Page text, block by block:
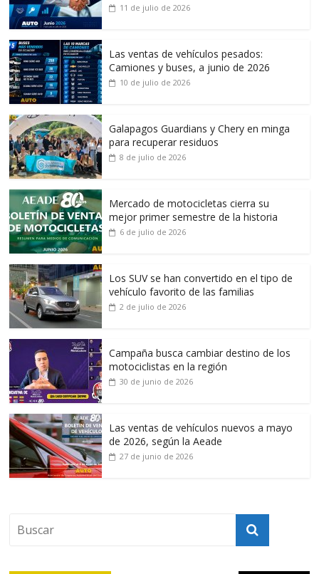
11 de julio de 2026
Las ventas de vehículos pesados:
Camiones y buses, a junio de 2026
10 de julio de 2026
Galapagos Guardians y Chery en minga
para recuperar residuos
8 de julio de 2026
Mercado de motocicletas cierra su
mejor primer semestre de la historia
6 de julio de 2026
Los SUV se han convertido en el tipo de
vehículo favorito de las familias
2 de julio de 2026
Campaña busca cambiar destino de los
motociclistas en la región
30 de junio de 2026
Las ventas de vehículos nuevos a mayo
de 2026, según la Aeade
27 de junio de 2026